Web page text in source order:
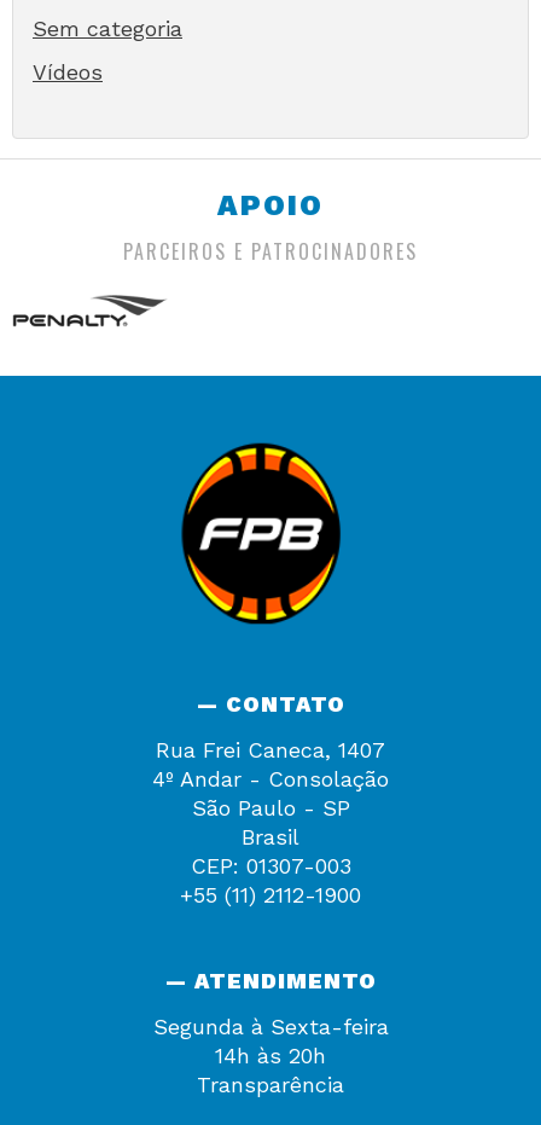
Sem categoria
Vídeos
APOIO
PARCEIROS E PATROCINADORES
— CONTATO
Rua Frei Caneca, 1407
4º Andar - Consolação
São Paulo - SP
Brasil
CEP: 01307-003
+55 (11) 2112-1900
— ATENDIMENTO
Segunda à Sexta-feira
14h às 20h
Transparência